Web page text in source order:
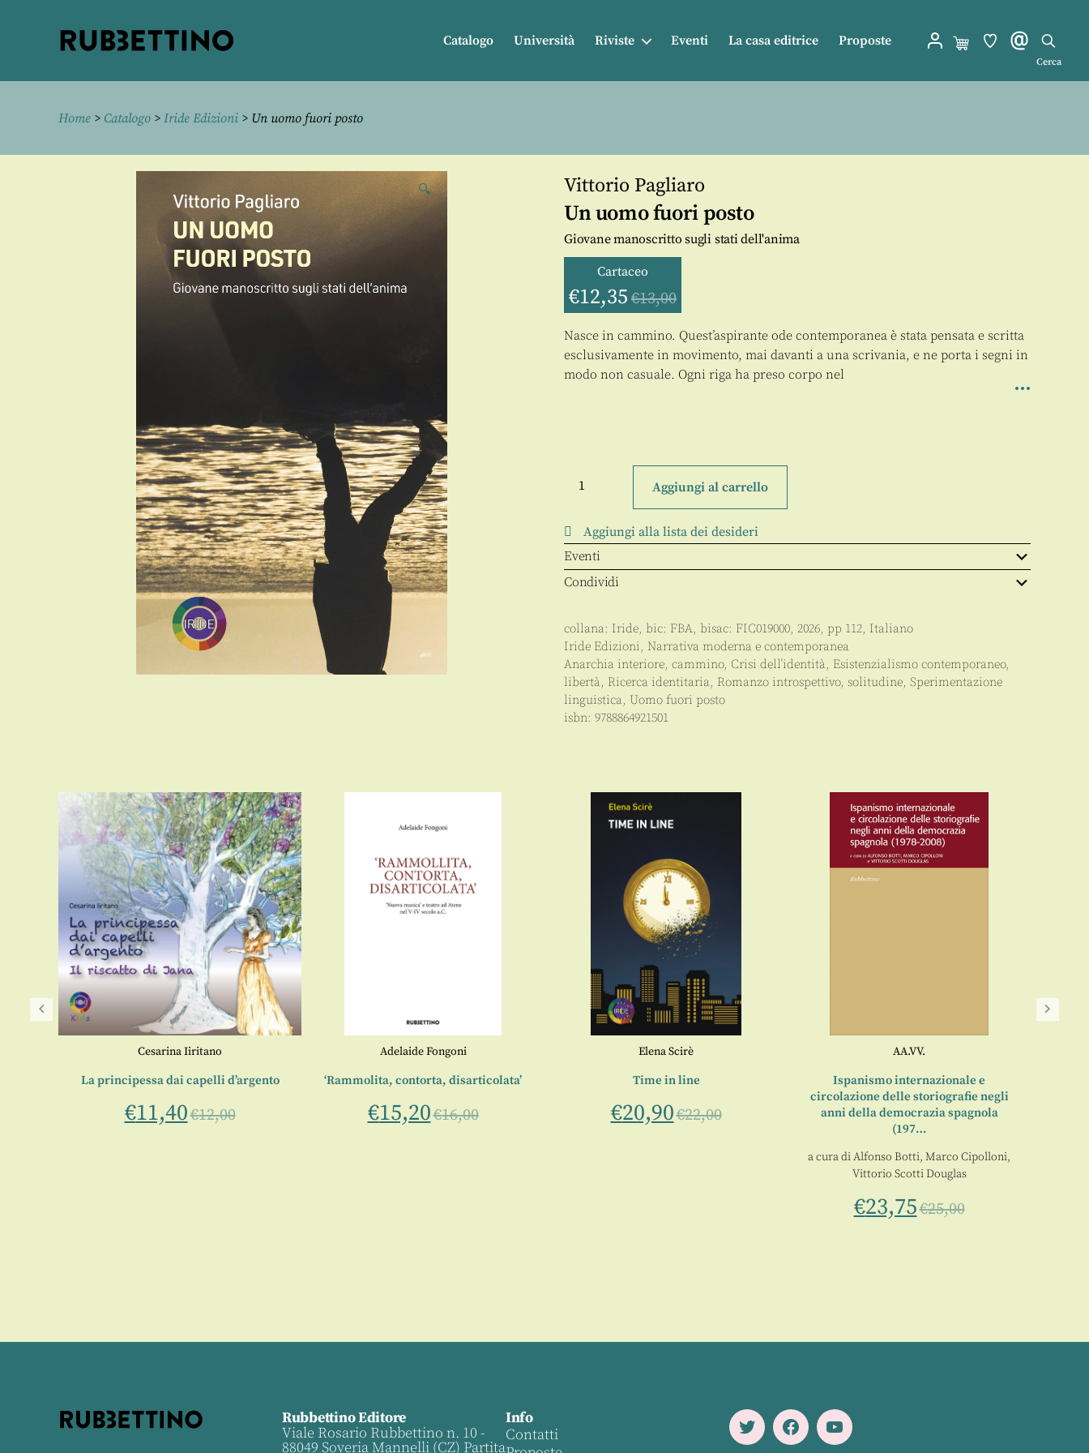
Catalogo Università Riviste Eventi La casa editrice Proposte
Cerca
Home > Catalogo > Iride Edizioni > Un uomo fuori posto
🔍 Vittorio Pagliaro
Un uomo fuori posto
Giovane manoscritto sugli stati dell'anima
Cartaceo
€12,35 €13,00
Nasce in cammino. Quest’aspirante ode contemporanea è stata pensata e scritta
esclusivamente in movimento, mai davanti a una scrivania, e ne porta i segni in
modo non casuale. Ogni riga ha preso corpo nel
uomo
quantità
Aggiungi al carrello
Aggiungi alla lista dei desideri
Eventi
Condividi
collana: Iride, bic: FBA, bisac: FIC019000, 2026, pp 112, Italiano
Iride Edizioni, Narrativa moderna e contemporanea
Anarchia interiore, cammino, Crisi dell’identità, Esistenzialismo contemporaneo,
libertà, Ricerca identitaria, Romanzo introspettivo, solitudine, Sperimentazione
linguistica, Uomo fuori posto
isbn: 9788864921501
Cesarina Iiritano
La principessa dai capelli d’argento
€11,40€12,00
Adelaide Fongoni
‘Rammolita, contorta, disarticolata’
€15,20€16,00
Elena Scirè
Time in line
€20,90€22,00
AA.VV.
Ispanismo internazionale e
circolazione delle storiografie negli
anni della democrazia spagnola
(197…
a cura diAlfonso Botti, Marco Cipolloni,
Vittorio Scotti Douglas
€23,75€25,00
Rubbettino Editore
Viale Rosario Rubbettino n. 10 -
88049 Soveria Mannelli (CZ) Partita
Info
Contatti
TwitterFacebookYoutube